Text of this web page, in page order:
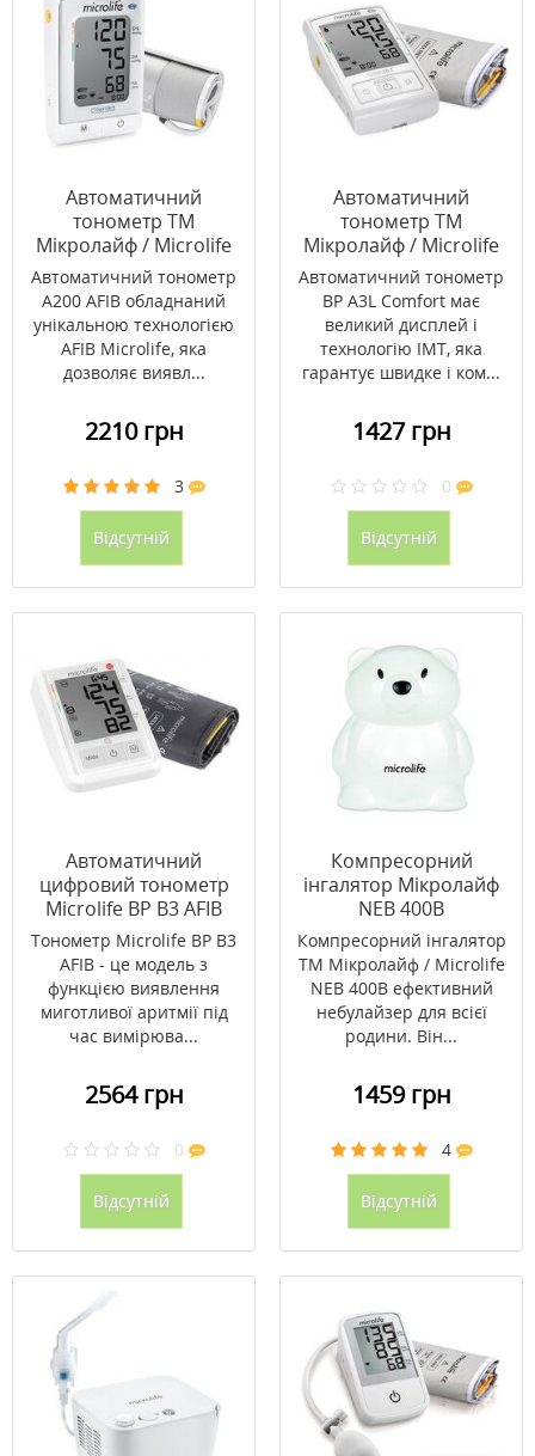
Автоматичний
тонометр ТМ
Мікролайф / Microlife
BP A200 AFIB
Автоматичний тонометр
A200 AFIB обладнаний
унікальною технологією
AFIB Microlife, яка
дозволяє виявл...
2210 грн
3
Відсутній
Автоматичний
тонометр ТМ
Мікролайф / Microlife
BP A3L Comfort
Автоматичний тонометр
ВР A3L Comfort має
великий дисплей і
технологію IMT, яка
гарантує швидке і ком...
1427 грн
0
Відсутній
Автоматичний
цифровий тонометр
Microlife BP B3 AFIB
Тонометр Microlife BP B3
AFIB - це модель з
функцією виявлення
миготливої ​​аритмії під
час вимірюва...
2564 грн
0
Відсутній
Компресорний
інгалятор Мікролайф
NEB 400B
Компресорний інгалятор
ТМ Мікролайф / Microlife
NEB 400B ефективний
небулайзер для всієї
родини. Він...
1459 грн
4
Відсутній